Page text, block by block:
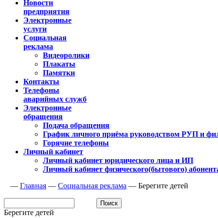
Новости
предприятия
Электронные
услуги
Социальная
реклама
Видеоролики
Плакаты
Памятки
Контакты
Телефоны
аварийных служб
Электронные
обращения
Подача обращения
График личного приёма руководством РУП и
Горячие телефоны
Личный кабинет
Личный кабинет юридического лица и ИП
Личный кабинет физического(бытового)
— Главная — Социальная реклама — Берегите детей
Берегите детей